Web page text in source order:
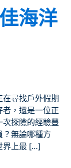
海洋
在尋找戶外假期
者，還是一位正
次探險的經驗豐
？無論哪種方
界上最 […]